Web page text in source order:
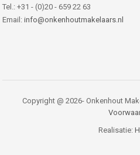
Tel.: +31 - (0)20 - 659 22 63
Email: info@onkenhoutmakelaars.nl
Copyright @ 2026- Onkenhout
Realisatie: